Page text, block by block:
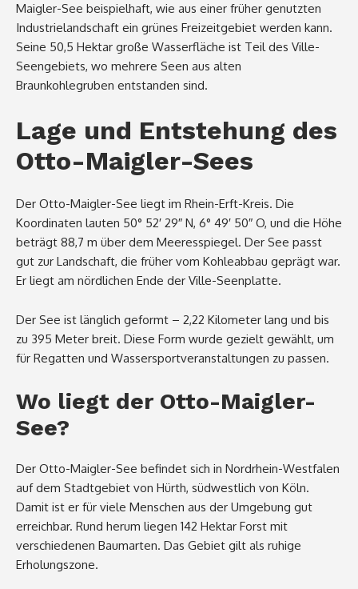
Maigler-See beispielhaft, wie aus einer früher genutzten
Industrielandschaft ein grünes Freizeitgebiet werden kann.
Seine 50,5 Hektar große Wasserfläche ist Teil des Ville-
Seengebiets, wo mehrere Seen aus alten
Braunkohlegruben entstanden sind.
Lage und Entstehung des
Otto-Maigler-Sees
Der Otto-Maigler-See liegt im Rhein-Erft-Kreis. Die
Koordinaten lauten 50° 52′ 29″ N, 6° 49′ 50″ O, und die Höhe
beträgt 88,7 m über dem Meeresspiegel. Der See passt
gut zur Landschaft, die früher vom Kohleabbau geprägt war.
Er liegt am nördlichen Ende der Ville-Seenplatte.
Der See ist länglich geformt – 2,22 Kilometer lang und bis
zu 395 Meter breit. Diese Form wurde gezielt gewählt, um
für Regatten und Wassersportveranstaltungen zu passen.
Wo liegt der Otto-Maigler-
See?
Der Otto-Maigler-See befindet sich in Nordrhein-Westfalen
auf dem Stadtgebiet von Hürth, südwestlich von Köln.
Damit ist er für viele Menschen aus der Umgebung gut
erreichbar. Rund herum liegen 142 Hektar Forst mit
verschiedenen Baumarten. Das Gebiet gilt als ruhige
Erholungszone.